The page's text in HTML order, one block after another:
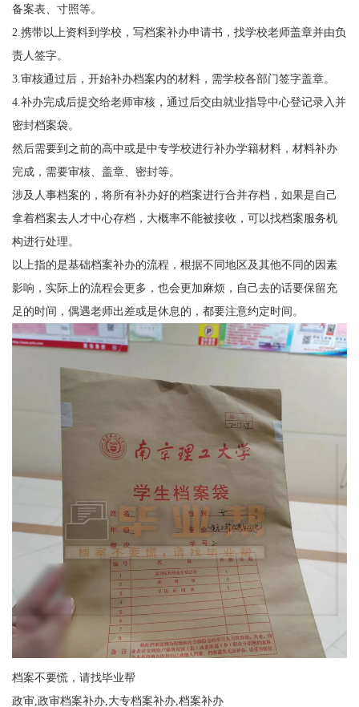
备案表、寸照等。
2.携带以上资料到学校，写档案补办申请书，找学校老师盖章并由负
责人签字。
3.审核通过后，开始补办档案内的材料，需学校各部门签字盖章。
4.补办完成后提交给老师审核，通过后交由就业指导中心登记录入并
密封档案袋。
然后需要到之前的高中或是中专学校进行补办学籍材料，材料补办
完成，需要审核、盖章、密封等。
涉及人事档案的，将所有补办好的档案进行合并存档，如果是自己
拿着档案去人才中心存档，大概率不能被接收，可以找档案服务机
构进行处理。
以上指的是基础档案补办的流程，根据不同地区及其他不同的因素
影响 ，实际上的流程会更多，也会更加麻烦，自己去的话要保留充
足的时间，偶遇老师出差或是休息的，都要注意约定时间。
档案不要慌，请找毕业帮
政审,政审档案补办,大专档案补办,档案补办